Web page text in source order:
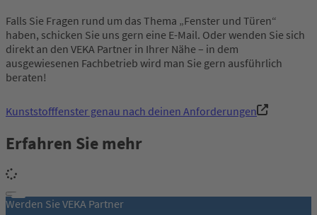
Falls Sie Fragen rund um das Thema „Fenster und Türen“
haben, schicken Sie uns gern eine E-Mail. Oder wenden Sie sich
direkt an den VEKA Partner in Ihrer Nähe – in dem
ausgewiesenen Fachbetrieb wird man Sie gern ausführlich
beraten!
Kunststofffenster genau nach deinen Anforderungen
Erfahren Sie mehr
Werden Sie VEKA Partner